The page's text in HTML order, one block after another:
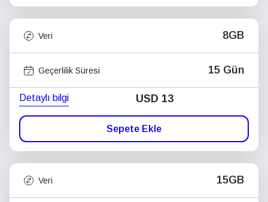
Veri 8GB
Geçerlilik Süresi 15 Gün
Detaylı bilgi USD 13
Sepete Ekle
Veri 15GB